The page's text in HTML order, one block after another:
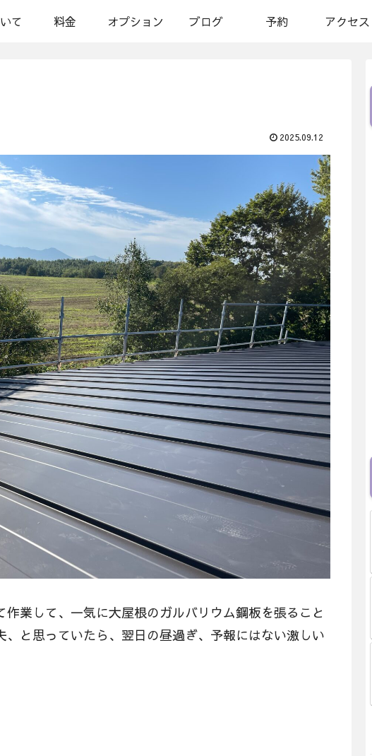
て 料金 オプション ブログ 予約 アクセス
2025.09.12
業して、一気に大屋根のガルバリウム鋼板を張ること
と思っていたら、翌日の昼過ぎ、予報にはない激しい